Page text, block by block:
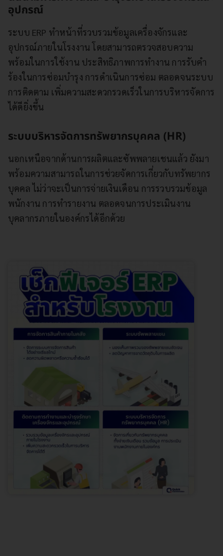
อุปกรณ์
ระบบ ERP ทำหน้าที่รวบรวมข้อมูลเครื่องจักรและ
อุปกรณ์ภายในโรงงาน โดยสามารถตรวจสอบความ
พร้อมในการใช้งาน ประสิทธิภาพการทำงาน การรับคำ
ร้องในการซ่อมบำรุง การดำเนินการซ่อม ตลอดจนระบบ
การติดตาม เพิ่มความสะดวกรวดเร็วในการบริหารจัดการ
ได้ดียิ่งขึ้น
ระบบบริหารจัดการทรัพยากรบุคคล (HR)
นอกเหนือจากด้านการผลิตและซัพพลายเชนแล้ว ยังมา
พร้อมความสามารถในการช่วยจัดการเกี่ยวกับทรัพยากร
บุคคล ไม่ว่าจะเป็นการจ่ายเงินเดือน การรวบรวมข้อมูล
พนักงาน การทำรายงาน ตลอดจนการประเมินงาน
บุคลากรภายในองค์กรได้อีกด้วย